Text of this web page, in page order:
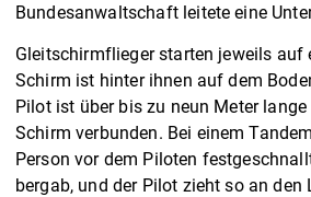
Bundesanwaltschaft leitete eine
Gleitschirmflieger starten jeweils auf
Schirm ist hinter ihnen auf dem
Pilot ist über bis zu neun Meter
Schirm verbunden. Bei einem
Person vor dem Piloten
bergab, und der Pilot zieht so an den